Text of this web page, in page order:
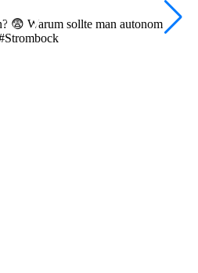
😨 Warum sollte man autonom